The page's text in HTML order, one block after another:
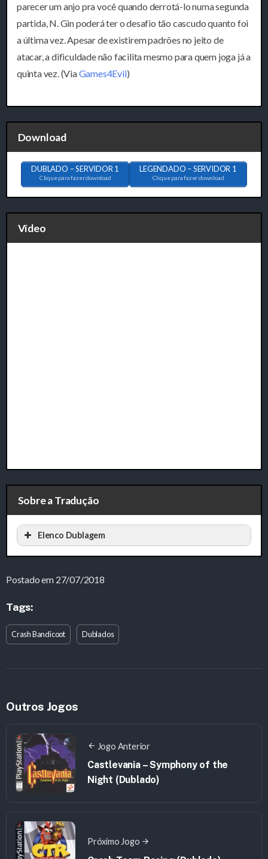
parecer um anjo pra você quando derrotá-lo numa segunda
partida, N. Gin poderá ter o desafio tão cascudo quanto foi
a última vez. Apesar de existirem padrões no jeito de
atacar, a dificuldade não facilita mesmo para quem joga já a
quinta vez. (ViaGames4Evil)
Download
DUBLADO – SERVIDOR 1
Clique para fazer download
LEGENDADO – SERVIDOR 1
Clique para fazer download
Vídeo
Sobre a Tradução
Elenco Dublagem
Postado em 27/07/2018
Tags:
Crash Bandicoot Dublados
Outros Jogos
Jogo Anterior
Castlevania – Symphony of the
Night (Dublado)
Próximo Jogo